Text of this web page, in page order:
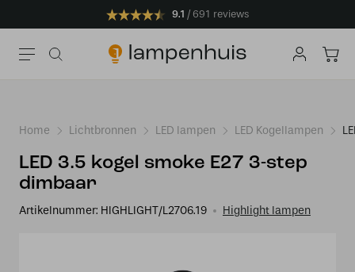
9.1 691 reviews
Home Lichtbronnen LED lampen LED Kogellampen
LED 3.5 kogel smoke E27 3-step
dimbaar
Artikelnummer: HIGHLIGHT/L2706.19 Highlight lampen